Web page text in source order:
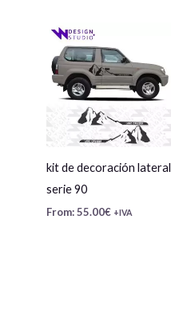
kit de decoración lateral
serie 90
From:55.00€ +IVA